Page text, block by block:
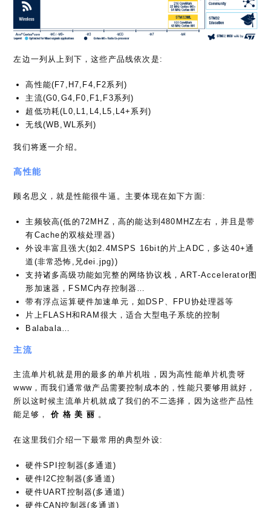
左边一列从上到下，这些产品线依次是:
高性能(F7,H7,F4,F2系列)
主流(G0,G4,F0,F1,F3系列)
超低功耗(L0,L1,L4,L5,L4+系列)
无线(WB,WL系列)
我们将逐一介绍。
高性能
顾名思义，就是性能很牛逼。主要体现在如下方面:
主频较高(低的72MHZ，高的能达到480MHZ左右，并且是带
有Cache的双核处理器)
外设丰富且强大(如2.4MSPS 16bit的片上ADC，多达40+通
道(非常恐怖,兄dei.jpg))
支持诸多高级功能如完整的网络协议栈，ART-Accelerator图
形加速器，FSMC内存控制器…
带有浮点运算硬件加速单元，如DSP、FPU协处理器等
片上FLASH和RAM很大，适合大型电子系统的控制
Balabala…
主流
主流单片机就是用的最多的单片机啦，因为高性能单片机贵呀
www，而我们通常做产品需要控制成本的，性能只要够用就好，
所以这时候主流单片机就成了我们的不二选择，因为这些产品性
能足够，价 格 美 丽 。
在这里我们介绍一下最常用的典型外设:
硬件SPI控制器(多通道)
硬件I2C控制器(多通道)
硬件UART控制器(多通道)
硬件CAN控制器(多通道)